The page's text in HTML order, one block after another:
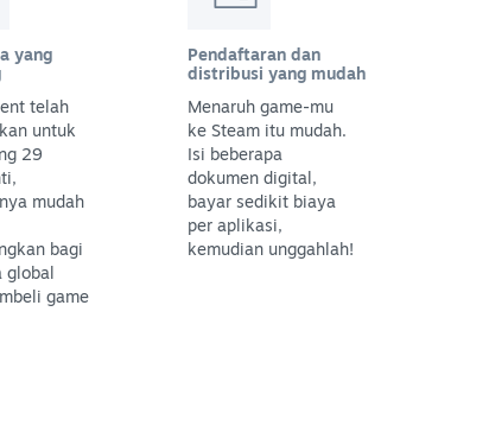
yang
telah
untuk
29
mudah
bagi
global
game
Pendaftaran dan
distribusi yang mudah
Menaruh game-mu
ke Steam itu mudah.
Isi beberapa
dokumen digital,
bayar sedikit biaya
per aplikasi,
kemudian unggahlah!